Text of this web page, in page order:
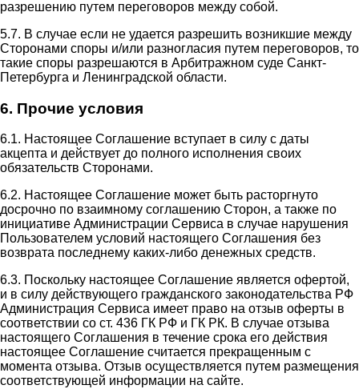
разрешению путем переговоров между собой.
5.7. В случае если не удается разрешить возникшие между
Сторонами споры и/или разногласия путем переговоров, то
такие споры разрешаются в Арбитражном суде Санкт-
Петербурга и Ленинградской области.
6. Прочие условия
6.1. Настоящее Соглашение вступает в силу с даты
акцепта и действует до полного исполнения своих
обязательств Сторонами.
6.2. Настоящее Соглашение может быть расторгнуто
досрочно по взаимному соглашению Сторон, а также по
инициативе Администрации Сервиса в случае нарушения
Пользователем условий настоящего Соглашения без
возврата последнему каких-либо денежных средств.
6.3. Поскольку настоящее Соглашение является офертой,
и в силу действующего гражданского законодательства РФ
Администрация Сервиса имеет право на отзыв оферты в
соответствии со ст. 436 ГК РФ и ГК РК. В случае отзыва
настоящего Соглашения в течение срока его действия
настоящее Соглашение считается прекращенным с
момента отзыва. Отзыв осуществляется путем размещения
соответствующей информации на сайте.